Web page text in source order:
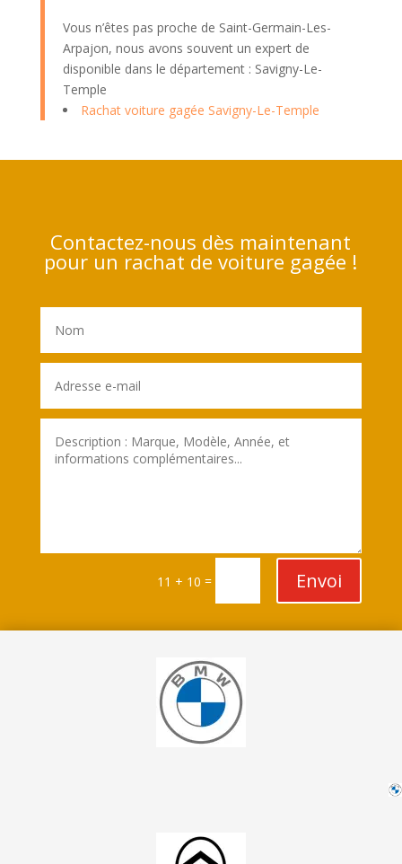
Vous n’êtes pas proche de Saint-Germain-Les-
Arpajon, nous avons souvent un expert de
disponible dans le département : Savigny-Le-
Temple
Rachat voiture gagée Savigny-Le-Temple
Contactez-nous dès maintenant
pour un rachat de voiture gagée !
11 + 10 = Envoi